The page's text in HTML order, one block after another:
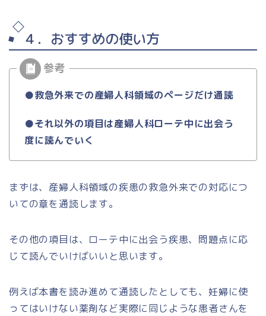
４．おすすめの使い方
●救急外来での産婦人科領域のページだけ通読
●それ以外の項目は産婦人科ローテ中に出会う
度に読んでいく
まずは、産婦人科領域の疾患の救急外来での対応につ
いての章を通読します。
その他の項目は、ローテ中に出会う疾患、問題点に応
じて読んでいけばいいと思います。
例えば本書を読み進めて通読したとしても、妊婦に使
ってはいけない薬剤など実際に同じような患者さんを